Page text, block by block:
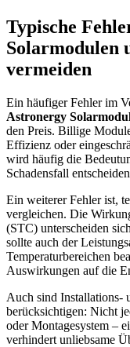
Typische
Solarmodulen
vermeiden
Ein häufiger Fehler im
Astronergy
den Preis. Billige
Effizienz oder
wird häufig die
Schadensfall
Ein weiterer Fehler ist,
vergleichen. Die
(STC) unterscheiden
sollte auch der
Temperaturbereichen
Auswirkungen auf die
Auch sind Installations-
berücksichtigen: Nicht
oder Montagesystem –
verhindert unliebsame